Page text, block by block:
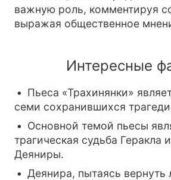
важную роль, комментируя
выражая общественное
Интересные
Пьеса «Трахинянки»
семи сохранившихся
Основной темой пьесы
трагическая судьба Геракла
Деяниры.
Деянира, пытаясь вернуть